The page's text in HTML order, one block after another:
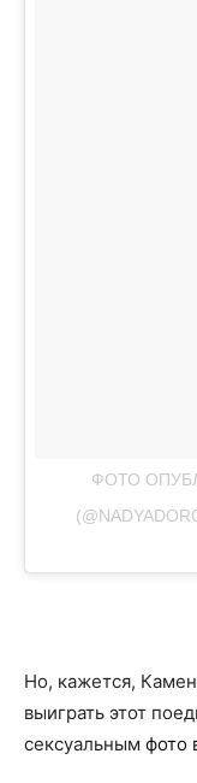
ФОТО
Но, кажется,
выиграть этот
сексуальным фото